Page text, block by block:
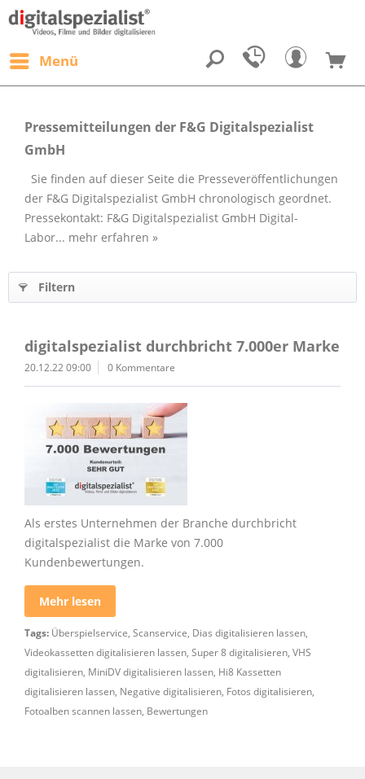
Menü
Pressemitteilungen der F&G Digitalspezialist
GmbH
Sie finden auf dieser Seite die Presseveröffentlichungen
der F&G Digitalspezialist GmbH chronologisch geordnet.
Pressekontakt: F&G Digitalspezialist GmbH Digital-
Labor... mehr erfahren »
Filtern
digitalspezialist durchbricht 7.000er Marke
20.12.22 09:00 0 Kommentare
Als erstes Unternehmen der Branche durchbricht
digitalspezialist die Marke von 7.000
Kundenbewertungen.
Mehr lesen
Tags: Überspielservice, Scanservice, Dias digitalisieren lassen,
Videokassetten digitalisieren lassen, Super 8 digitalisieren, VHS
digitalisieren, MiniDV digitalisieren lassen, Hi8 Kassetten
digitalisieren lassen, Negative digitalisieren, Fotos digitalisieren,
Fotoalben scannen lassen, Bewertungen